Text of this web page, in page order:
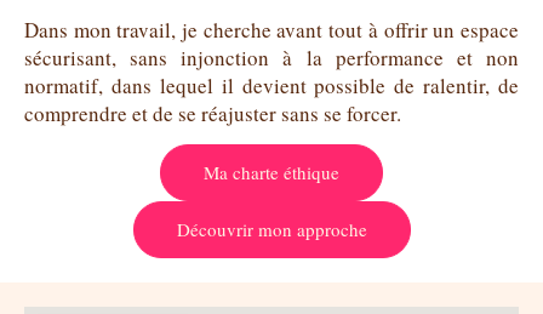
Dans mon travail, je cherche avant tout à offrir un espace
sécurisant, sans injonction à la performance et non
normatif, dans lequel il devient possible de ralentir, de
comprendre et de se réajuster sans se forcer.
Ma charte éthique
Découvrir mon approche